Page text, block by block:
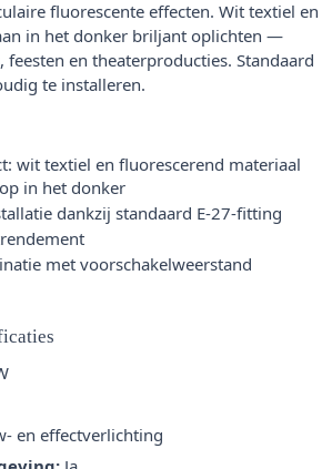
fluorescente effecten. Wit textiel en
in het donker briljant oplichten —
feesten en theaterproducties. Standaard
te installeren.
wit textiel en fluorescerend materiaal
in het donker
dankzij standaard E-27-fitting
met voorschakelweerstand
en effectverlichting